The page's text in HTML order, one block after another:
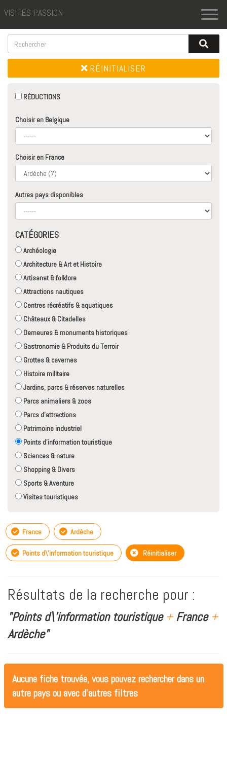
VISITES PASSION
RÉINITIALISER
RÉDUCTIONS
Choisir en Belgique
Choisir en France
Autres pays disponibles
CATÉGORIES
Archéologie
Architecture & Art et Histoire
Artisanat & folklore
Attractions nautiques
Centres récréatifs & aquatiques
Châteaux & Citadelles
Demeures & monuments historiques
Gastronomie & Produits du Terroir
Grottes & cavernes
Histoire militaire
Jardins, parcs & réserves naturelles
Parcs animaliers & zoos
Parcs d'attractions
Patrimoine industriel
Points d'information touristique
Sciences & nature
Shopping & Divers
Sports & Aventure
Visites touristiques
France Ardèche
Points d\'information touristique Réinitialiser
Résultats de la recherche pour :
"Points d\'information touristique +France +
Ardèche"
Aucune fiche trouvée, vous pouvez rechercher dans un
autre pays ou avec d'autres filtres